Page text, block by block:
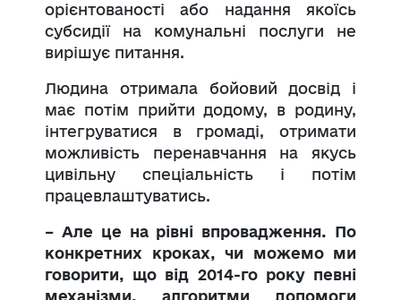
орієнтованості або надання якоїсь
субсидії на комунальні послуги не
вирішує питання.
Людина отримала бойовий досвід і
має потім прийти додому, в родину,
інтегруватися в громаді, отримати
можливість перенавчання на якусь
цивільну спеціальність і потім
працевлаштуватись.
– Але це на рівні впровадження. По
конкретних кроках, чи можемо ми
говорити, що від 2014-го року певні
механізми, алгоритми допомоги